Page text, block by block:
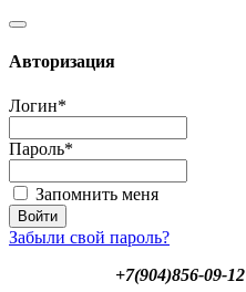
Авторизация
Логин*
Пароль*
Запомнить меня
Забыли свой пароль?
+7(904)856-09-12